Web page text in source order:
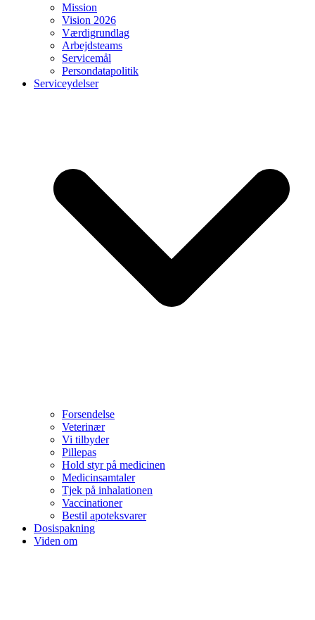
Mission
Vision 2026
Værdigrundlag
Arbejdsteams
Servicemål
Persondatapolitik
Serviceydelser
Forsendelse
Veterinær
Vi tilbyder
Pillepas
Hold styr på medicinen
Medicinsamtaler
Tjek på inhalationen
Vaccinationer
Bestil apoteksvarer
Dosispakning
Viden om